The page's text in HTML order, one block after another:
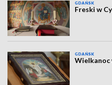
GDAŃSK
Freski w
GDAŃSK
Wielkanoc